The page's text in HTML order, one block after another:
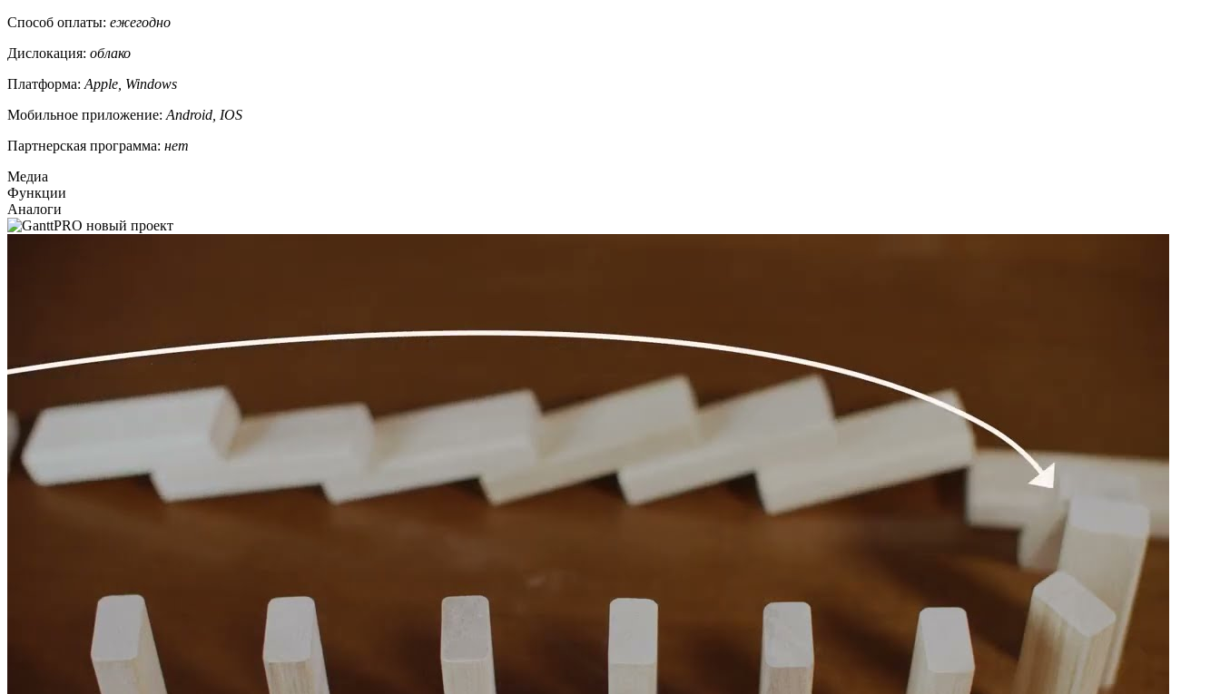
Способ оплаты: ежегодно
Дислокация: облако
Платформа: Apple, Windows
Мобильное приложение: Android, IOS
Партнерская программа: нет
Медиа
Функции
Аналоги